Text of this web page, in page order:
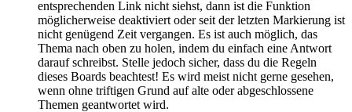
entsprechenden Link nicht siehst, dann ist die Funktion
möglicherweise deaktiviert oder seit der letzten Markierung ist
nicht genügend Zeit vergangen. Es ist auch möglich, das
Thema nach oben zu holen, indem du einfach eine Antwort
darauf schreibst. Stelle jedoch sicher, dass du die Regeln
dieses Boards beachtest! Es wird meist nicht gerne gesehen,
wenn ohne triftigen Grund auf alte oder abgeschlossene
Themen geantwortet wird.